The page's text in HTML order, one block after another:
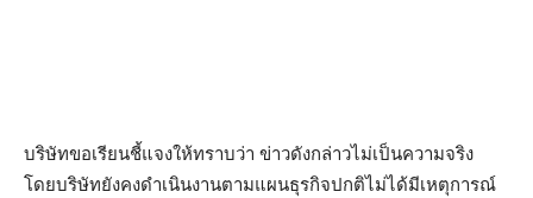
บริษัทขอเรียนชี้แจงให้ทราบว่า ข่าวดังกล่าวไม่เป็นความจริง
โดยบริษัทยังคงดำเนินงานตามแผนธุรกิจปกติไม่ได้มีเหตุการณ์